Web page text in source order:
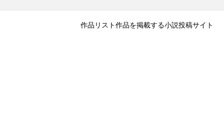
作品リスト作品を掲載する小説投稿サイト